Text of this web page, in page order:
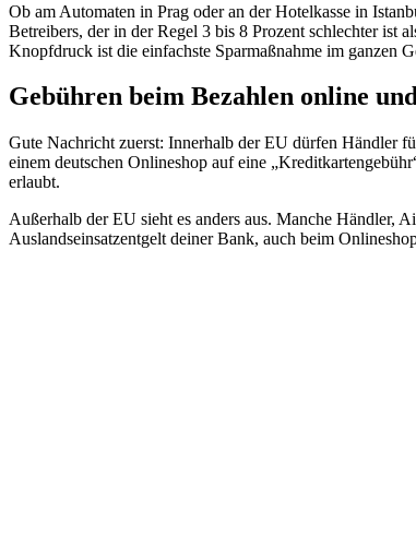
Ob am Automaten in Prag oder an der Hotelkasse in
Betreibers, der in der Regel 3 bis 8 Prozent schlechter ist
Knopfdruck ist die einfachste Sparmaßnahme im ganzen
Gebühren beim Bezahlen online
Gute Nachricht zuerst: Innerhalb der EU dürfen Händler
einem deutschen Onlineshop auf eine
erlaubt.
Außerhalb der EU sieht es anders aus. Manche Händler,
Auslandseinsatzentgelt deiner Bank, auch beim